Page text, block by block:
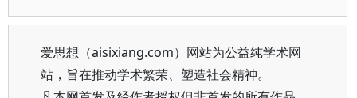
爱思想（aisixiang.com）网站为公益纯学术网
站，旨在推动学术繁荣、塑造社会精神。